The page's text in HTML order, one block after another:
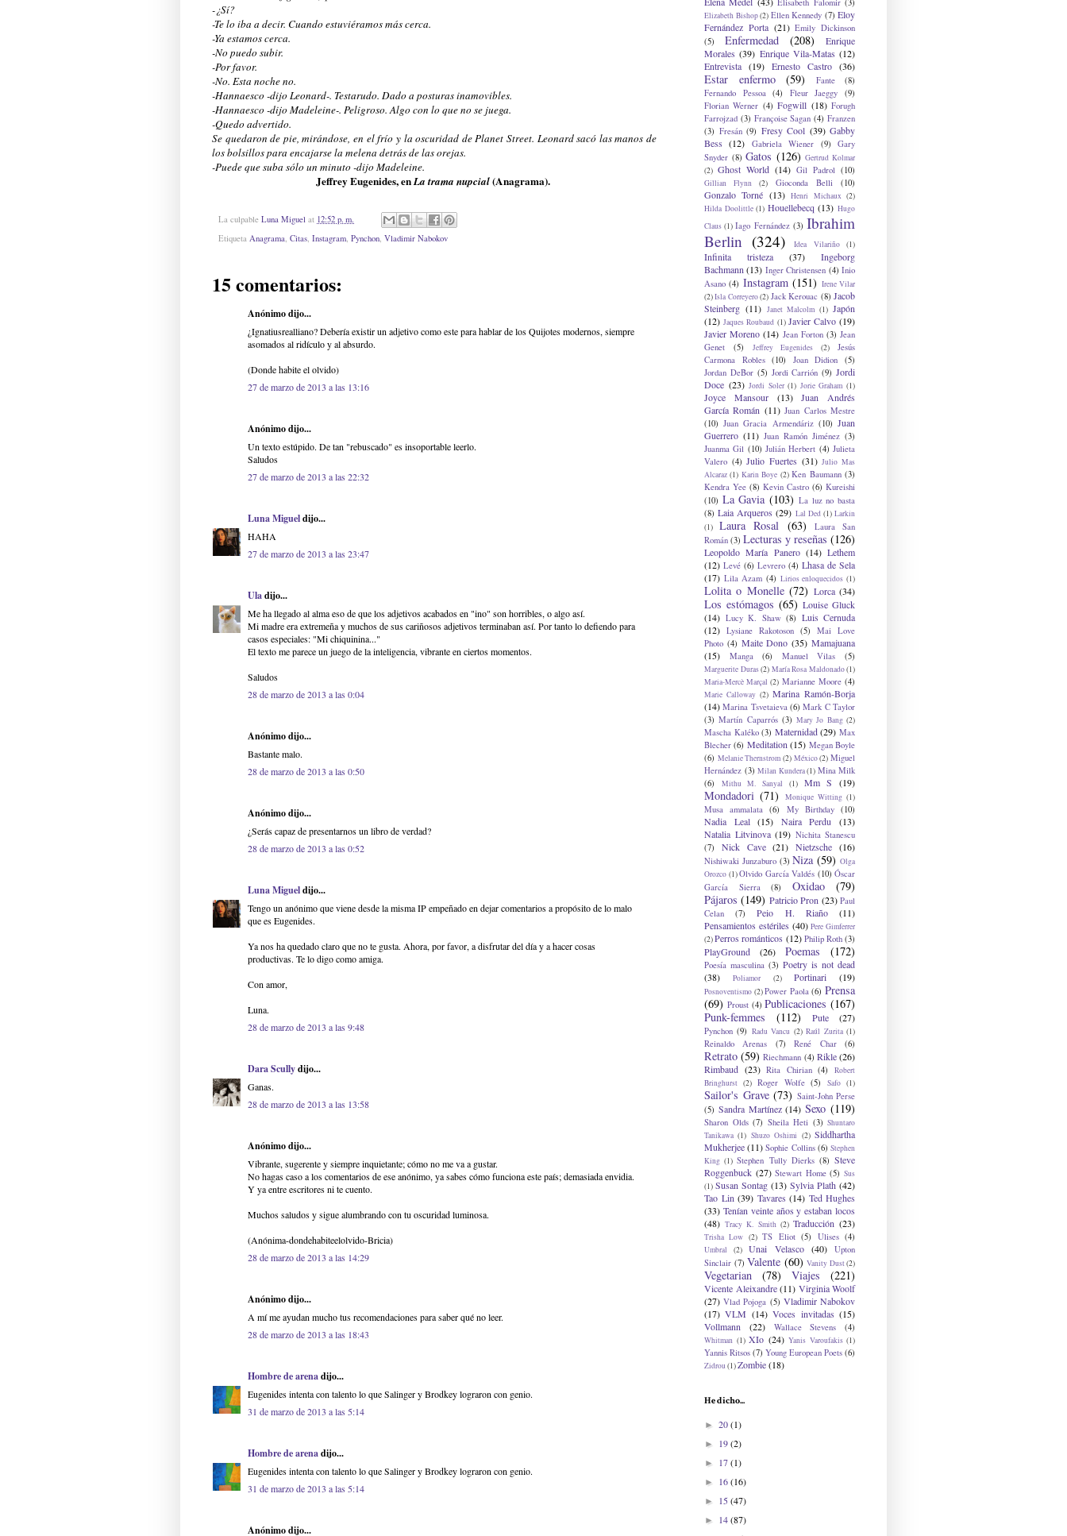
-¿Sí?
-Te lo iba a decir. Cuando estuviéramos más cerca.
-Ya estamos cerca.
-No puedo subir.
-Por favor.
-No. Esta noche no.
-Hannaesco -dijo Leonard-. Testarudo. Dado a posturas inamovibles.
-Hannaesco -dijo Madeleine-. Peligroso. Algo con lo que no se juega.
-Quedo advertido.
Se quedaron de pie, mirándose, en el frío y la oscuridad de Planet Street. Leonard sacó las manos de
los bolsillos para encajarse la melena detrás de las orejas.
-Puede que suba sólo un minuto -dijo Madeleine.
Jeffrey Eugenides, enLa trama nupcial(Anagrama).
La culpable Luna Miguel at 12:52 p. m.
Etiqueta Anagrama, Citas, Instagram, Pynchon, Vladimir Nabokov
15 comentarios:
Anónimo dijo...
¿Ignatiusrealliano? Debería existir un adjetivo como este para hablar de los Quijotes modernos, siempre
asomados al ridículo y al absurdo.
(Donde habite el olvido)
27 de marzo de 2013 a las 13:16
Anónimo dijo...
Un texto estúpido. De tan "rebuscado" es insoportable leerlo.
Saludos
27 de marzo de 2013 a las 22:32
Luna Migueldijo...
HAHA
27 de marzo de 2013 a las 23:47
Uladijo...
Me ha llegado al alma eso de que los adjetivos acabados en "ino" son horribles, o algo así.
Mi madre era extremeña y muchos de sus cariñosos adjetivos terminaban así. Por tanto lo defiendo para
casos especiales: "Mi chiquinina..."
El texto me parece un juego de la inteligencia, vibrante en ciertos momentos.
Saludos
28 de marzo de 2013 a las 0:04
Anónimo dijo...
Bastante malo.
28 de marzo de 2013 a las 0:50
Anónimo dijo...
¿Serás capaz de presentarnos un libro de verdad?
28 de marzo de 2013 a las 0:52
Luna Migueldijo...
Tengo un anónimo que viene desde la misma IP empeñado en dejar comentarios a propósito de lo malo
que es Eugenides.
Ya nos ha quedado claro que no te gusta. Ahora, por favor, a disfrutar del día y a hacer cosas
productivas. Te lo digo como amiga.
Con amor,
Luna.
28 de marzo de 2013 a las 9:48
Dara Scullydijo...
Ganas.
28 de marzo de 2013 a las 13:58
Anónimo dijo...
Vibrante, sugerente y siempre inquietante; cómo no me va a gustar.
No hagas caso a los comentarios de ese anónimo, ya sabes cómo funciona este país; demasiada envidia.
Y ya entre escritores ni te cuento.
Muchos saludos y sigue alumbrando con tu oscuridad luminosa.
(Anónima-dondehabiteelolvido-Bricia)
28 de marzo de 2013 a las 14:29
Anónimo dijo...
A mí me ayudan mucho tus recomendaciones para saber qué no leer.
28 de marzo de 2013 a las 18:43
Hombre de arenadijo...
Eugenides intenta con talento lo que Salinger y Brodkey lograron con genio.
31 de marzo de 2013 a las 5:14
Hombre de arenadijo...
Eugenides intenta con talento lo que Salinger y Brodkey lograron con genio.
31 de marzo de 2013 a las 5:14
Anónimo dijo...
Elizabeth Bishop(2) Ellen Kennedy (7) Eloy
Fernández Porta (21) Emily Dickinson
(5)
Enfermedad (208)
Enrique
Morales (39) Enrique Vila-Matas (12)
Entrevista (19) Ernesto Castro (36)
Estar enfermo (59) Fante
(8)
Fernando Pessoa
(4) Fleur Jaeggy
(9)
Florian Werner (4) Fogwill (18) Forugh
Farrojzad (3) Françoise Sagan (4) Franzen
(3) Fresán (9) Fresy Cool (39) Gabby
Bess (12) Gabriela Wiener (9)
Gary
Snyder (8) Gatos (126) Gertrud Kolmar
(2) Ghost World (14) Gil Padrol (10)
Gillian Flynn (2) Gioconda Belli (10)
Gonzalo Torné (13) Henri Michaux (2)
Hilda Doolittle (1) Houellebecq (13) Hugo
Claus (1) Iago Fernández (3) Ibrahim
Berlin (324) Idea Vilariño (1)
Infinita tristeza (37)
Ingeborg
Bachmann (13) Inger Christensen (4) Inio
Asano (4) Instagram (151) Irene Vilar
(2)Isla Correyero(2) Jack Kerouac (8) Jacob
Steinberg (11) Janet Malcolm (1) Japón
(12) Jaques Roubaud (1) Javier Calvo (19)
Javier Moreno (14) Jean Forton (3) Jean
Genet
(5) Jeffrey Eugenides (2)
Jesús
Carmona Robles
(10) Joan Didion
(5)
Jordan DeBor (5) Jordi Carrión (9) Jordi
Doce (23) Jordi Soler (1) Jorie Graham (1)
Joyce Mansour (13)
Juan Andrés
García Román (11) Juan Carlos Mestre
(10) Juan Gracia Armendáriz (10) Juan
Guerrero (11) Juan Ramón Jiménez (3)
Juanma Gil (10) Julián Herbert (4) Julieta
Valero (4) Julio Fuertes (31) Julio Mas
Alcaraz (1) Karin Boye (2) Ken Baumann (3)
Kendra Yee (8) Kevin Castro (6) Kureishi
(10) La Gavia (103) La luz no basta
(8) Laia Arqueros (29) Lal Ded (1) Larkin
(1)
Laura Rosal (63)
Laura San
Román (3) Lecturas y reseñas (126)
Leopoldo María Panero (14) Lethem
(12) Levé (6) Levrero (4) Lhasa de Sela
(17) Lila Azam (4) Lirios enloquecidos (1)
Lolita o Monelle (72) Lorca (34)
Los estómagos (65) Louise Gluck
(14) Lucy K. Shaw (8) Luis Cernuda
(12) Lysiane Rakotoson (5)
Mai Love
Photo (4) Maite Dono (35) Mamajuana
(15)
Manga (6) Manuel Vilas (5)
Marguerite Duras(2) María Rosa Maldonado(1)
Maria-Mercè Marçal (2) Marianne Moore (4)
Marie Calloway (2) Marina Ramón-Borja
(14) Marina Tsvetaieva (6) Mark C Taylor
(3) Martín Caparrós (3) Mary Jo Bang (2)
Mascha Kaléko (3) Maternidad (29) Max
Blecher (6) Meditation (15) Megan Boyle
(6) Melanie Thernstrom (2) México (2) Miguel
Hernández (3) Milan Kundera(1) Mina Milk
(6)
Mithu M. Sanyal (1) Mm S (19)
Mondadori (71) Monique Witting (1)
Musa ammalata (6) My Birthday (10)
Nadia Leal (15) Naira Perdu
(13)
Natalia Litvinova (19) Nichita Stanescu
(7)
Nick Cave (21) Nietzsche (16)
Nishiwaki Junzaburo (3) Niza (59) Olga
Orozco (1)Olvido García Valdés (10) Óscar
García Sierra
(8) Oxidao
(79)
Pájaros (149) Patricio Pron (23) Paul
Celan
(7) Peio H. Riaño
(11)
Pensamientos estériles (40) Pere Gimferrer
(2)Perros románticos (12) Philip Roth (3)
PlayGround (26) Poemas (172)
Poesía masculina (3) Poetry is not dead
(38)
Poliamor (2) Portinari (19)
Posnoventismo (2) Power Paola (6) Prensa
(69) Proust (4) Publicaciones (167)
Punk-femmes
(112) Pute (27)
Pynchon (9) Radu Vancu (2) Raúl Zurita (1)
Reinaldo Arenas (7) René Char (6)
Retrato (59) Riechmann (4) Rikle (26)
Rimbaud (23) Rita Chirian (4)
Robert
Bringhurst (2) Roger Wolfe (5) Safo (1)
Sailor's Grave (73) Saint-John Perse
(5) Sandra Martínez (14) Sexo (119)
Sharon Olds (7) Sheila Heti (3) Shuntaro
Tanikawa (1) Shuzo Oshimi (2) Siddhartha
Mukherjee (11) Sophie Collins (6) Stephen
King (1) Stephen Tully Dierks (8) Steve
Roggenbuck (27) Stewart Home (5) Sus
(1) Susan Sontag (13) Sylvia Plath (42)
Tao Lin (39) Tavares (14) Ted Hughes
(33) Tenían veinte años y estaban locos
(48) Tracy K. Smith (2) Traducción (23)
Trisha Low (2) TS Eliot (5) Ulises (4)
Umbral (2) Unai Velasco (40)
Upton
Sinclair (7) Valente (60) Vanity Dust(2)
Vegetarian (78) Viajes (221)
Vicente Aleixandre (11) Virginia Woolf
(27) Vlad Pojoga (5) Vladimir Nabokov
(17) VLM (14) Voces invitadas (15)
Vollmann
(22) Wallace Stevens (4)
Whitman (1) XIo (24) Yanis Varoufakis (1)
Yannis Ritsos (7) Young European Poets (6)
Zidrou(1)Zombie(18)
He dicho...
► 20(1)
► 19(2)
► 17(1)
► 16(16)
► 15(47)
► 14(87)